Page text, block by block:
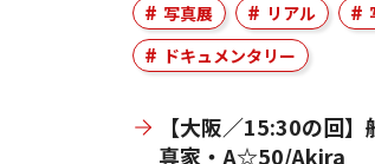
写真展 リアル
ドキュメンタリー
【大阪／15:30の回】
真家・A☆50/Akira